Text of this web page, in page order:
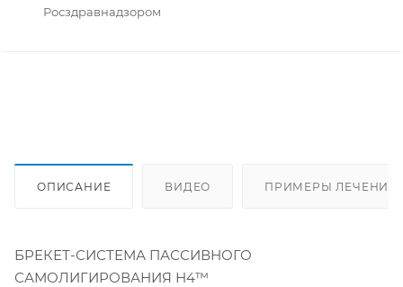
Росздравнадзором
ОПИСАНИЕ ВИДЕО ПРИМЕРЫ ЛЕЧЕНИЯ
БРЕКЕТ-СИСТЕМА ПАССИВНОГО
САМОЛИГИРОВАНИЯ Н4™